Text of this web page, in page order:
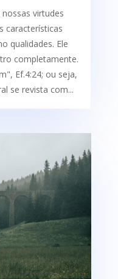
virtudes
características
qualidades. Ele
completamente.
Ef.4:24; ou seja,
se revista com...